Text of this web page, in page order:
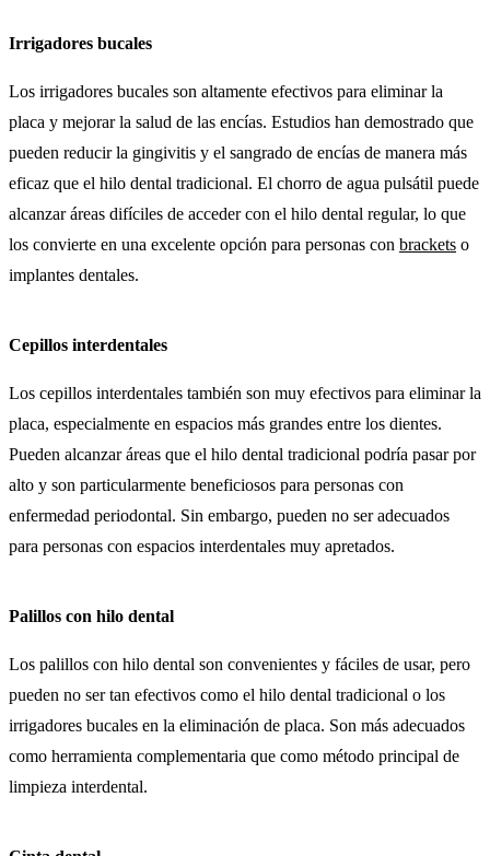
Irrigadores bucales
Los irrigadores bucales son altamente efectivos para eliminar la
placa y mejorar la salud de las encías. Estudios han demostrado que
pueden reducir la gingivitis y el sangrado de encías de manera más
eficaz que el hilo dental tradicional. El chorro de agua pulsátil puede
alcanzar áreas difíciles de acceder con el hilo dental regular, lo que
los convierte en una excelente opción para personas con brackets o
implantes dentales.
Cepillos interdentales
Los cepillos interdentales también son muy efectivos para eliminar la
placa, especialmente en espacios más grandes entre los dientes.
Pueden alcanzar áreas que el hilo dental tradicional podría pasar por
alto y son particularmente beneficiosos para personas con
enfermedad periodontal. Sin embargo, pueden no ser adecuados
para personas con espacios interdentales muy apretados.
Palillos con hilo dental
Los palillos con hilo dental son convenientes y fáciles de usar, pero
pueden no ser tan efectivos como el hilo dental tradicional o los
irrigadores bucales en la eliminación de placa. Son más adecuados
como herramienta complementaria que como método principal de
limpieza interdental.